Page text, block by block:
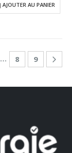
AJOUTER AU PANIER
… 8 9